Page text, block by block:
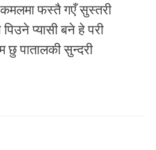
फस्तै गएँ सुस्तरी
प्यासी बने हे परी
छु पातालकी सुन्दरी